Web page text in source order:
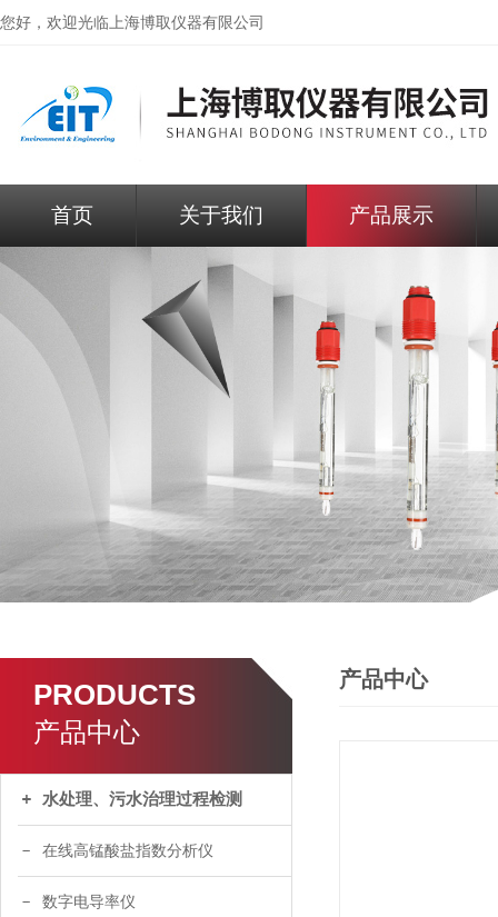
您好，欢迎光临上海博取仪器有限公司
首页 关于我们 产品展示
PRODUCTS
产品中心
水处理、污水治理过程检测
在线高锰酸盐指数分析仪
数字电导率仪
产品中心